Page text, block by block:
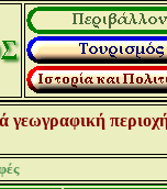
γεωγραφική